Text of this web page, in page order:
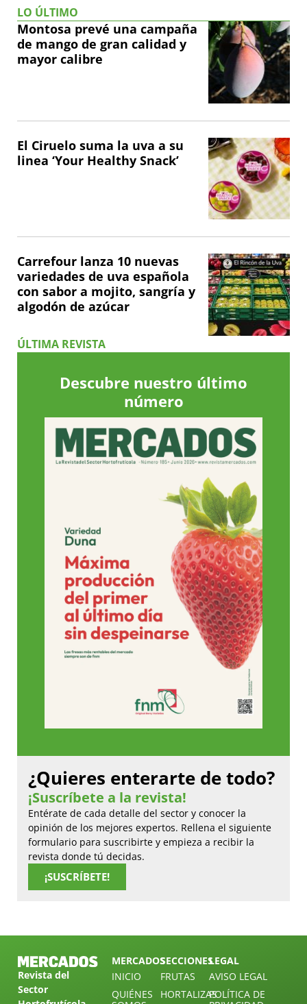
LO ÚLTIMO
Montosa prevé una campaña
de mango de gran calidad y
mayor calibre
El Ciruelo suma la uva a su
linea ‘Your Healthy Snack’
Carrefour lanza 10 nuevas
variedades de uva española
con sabor a mojito, sangría y
algodón de azúcar
ÚLTIMA REVISTA
Descubre nuestro último
número
¿Quieres enterarte de todo?
¡Suscríbete a la revista!
Entérate de cada detalle del sector y conocer la
opinión de los mejores expertos. Rellena el siguiente
formulario para suscribirte y empieza a recibir la
revista donde tú decidas.
¡SUSCRÍBETE!
Revista del
Sector
MERCADOS
INICIO
QUIÉNES
SECCIONES
FRUTAS
HORTALIZAS
LEGAL
AVISO LEGAL
POLÍTICA DE